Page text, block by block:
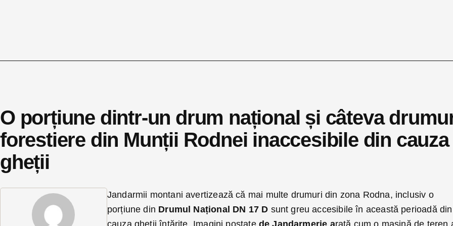
O porțiune dintr-un drum național și câteva
forestiere din Munții Rodnei inaccesibile din cauza
gheții
Jandarmii montani avertizează că mai multe drumuri din zona Rodna, inclusiv o
porțiune din Drumul Național DN 17 D sunt greu accesibile în această perioadă din
cauza gheții întărite. Imagini postate de Jandarmerie arată cum o mașină de teren